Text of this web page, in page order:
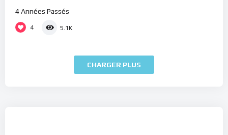
4 Années Passés
4 5.1K
CHARGER PLUS